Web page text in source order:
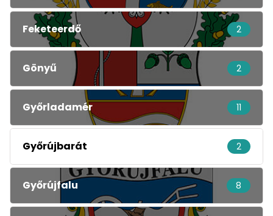
Feketeerdő 2
Gönyű 2
Győrladamér 11
Győrújbarát 2
Győrújfalu 8